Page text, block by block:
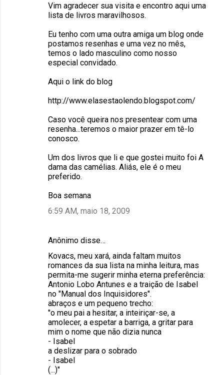
Vim agradecer sua visita e encontro aqui uma
lista de livros maravilhosos.
Eu tenho com uma outra amiga um blog onde
postamos resenhas e uma vez no mês,
temos o lado masculino como nosso
especial convidado.
Aqui o link do blog
http://www.elasestaolendo.blogspot.com/
Caso você queira nos presentear com uma
resenha...teremos o maior prazer em tê-lo
conosco.
Um dos livros que li e que gostei muito foi A
dama das camélias. Aliás, ele é o meu
preferido.
Boa semana
6:59 AM, maio 18, 2009
Anônimo disse…
Kovacs, meu xará, ainda faltam muitos
romances da sua lista na minha leitura, mas
permita-me sugerir minha eterna preferência:
Antonio Lobo Antunes e a traição de Isabel
no "Manual dos Inquisidores".
abraços e um pequeno trecho:
"o meu pai a hesitar, a inteiriçar-se, a
amolecer, a espetar a barriga, a gritar para
mim o nome que não dizia nunca
- Isabel
a deslizar para o sobrado
- Isabel
(...)"